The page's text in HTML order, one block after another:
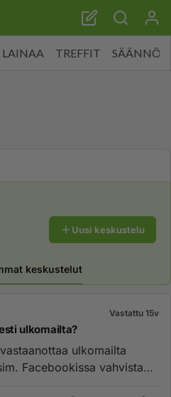
LAINAA TREFFIT SÄÄNNÖT
Uusi keskustelu
keskustelut
Vastattu 15v
ulkomailta?
ulkomailta
Facebookissa vahvistaa